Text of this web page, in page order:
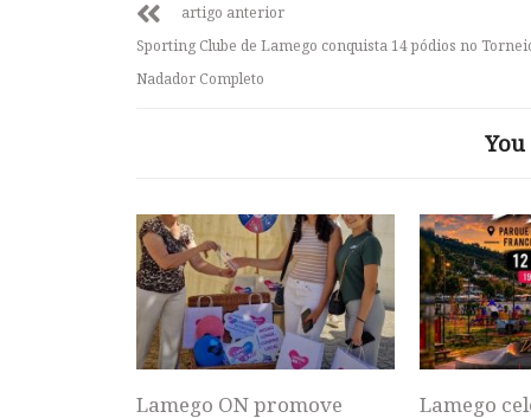
artigo anterior
Sporting Clube de Lamego conquista 14 pódios no
Nadador Completo
Lamego ON promove
Lamego